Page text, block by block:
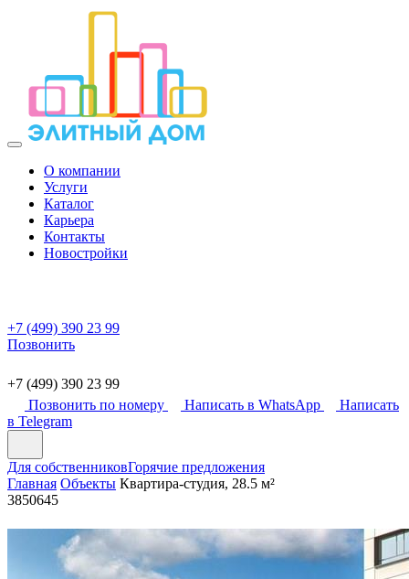
О компании
Услуги
Каталог
Карьера
Контакты
Новостройки
+7 (499) 390 23 99
Позвонить
+7 (499) 390 23 99
Позвонить по номеру
Написать в WhatsApp
Написать
в Telegram
Для собственниковГорячие предложения
Главная Объекты Квартира-студия, 28.5 м²
3850645